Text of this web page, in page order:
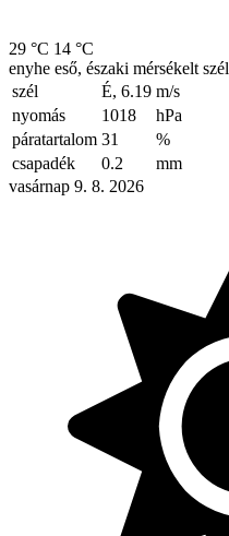
29 °C 14 °C
enyhe eső, északi mérsékelt szél
szél
É, 6.19 m/s
nyomás
1018
hPa
páratartalom 31
%
csapadék
0.2
mm
vasárnap 9. 8. 2026